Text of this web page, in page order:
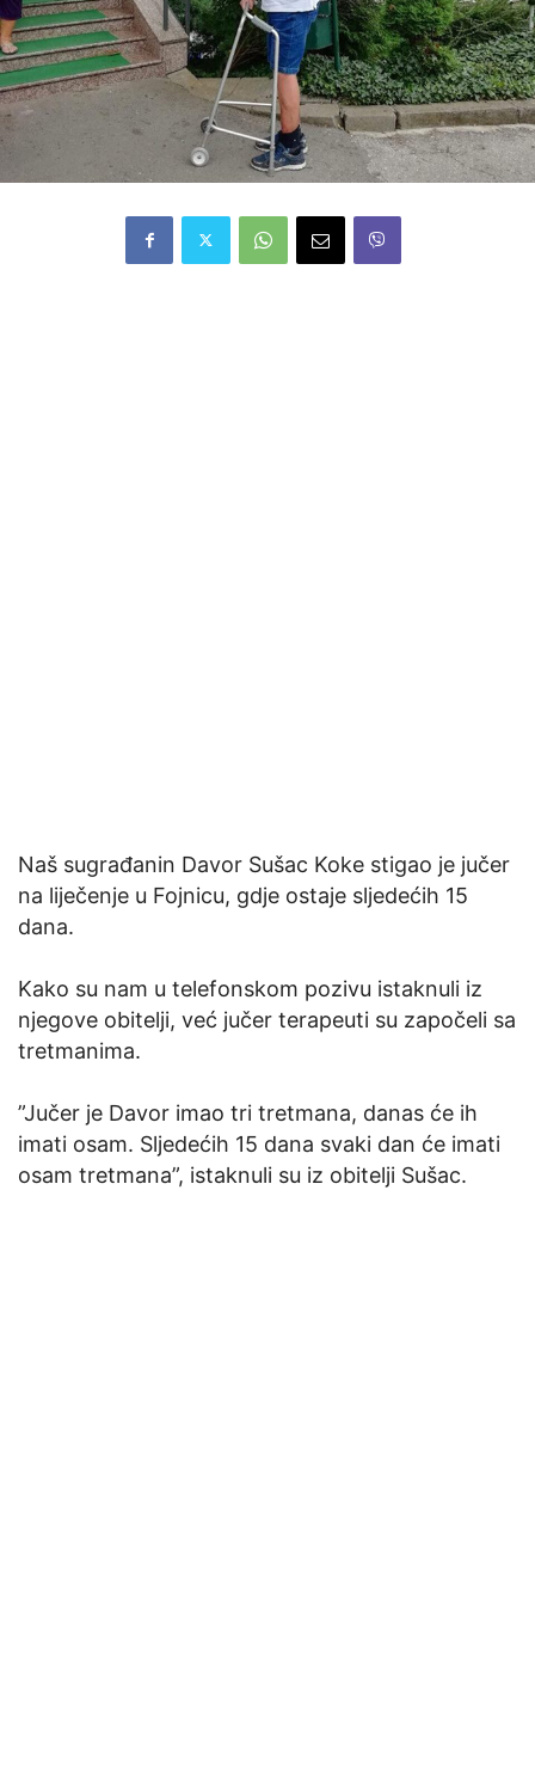
Naš sugrađanin Davor Sušac Koke stigao je jučer
na liječenje u Fojnicu, gdje ostaje sljedećih 15
dana.
Kako su nam u telefonskom pozivu istaknuli iz
njegove obitelji, već jučer terapeuti su započeli sa
tretmanima.
”Jučer je Davor imao tri tretmana, danas će ih
imati osam. Sljedećih 15 dana svaki dan će imati
osam tretmana”, istaknuli su iz obitelji Sušac.